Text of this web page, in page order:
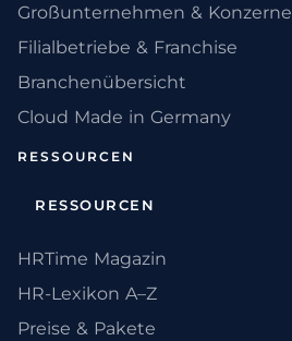
Großunternehmen & Konzerne
Filialbetriebe & Franchise
Branchenübersicht
Cloud Made in Germany
RESSOURCEN
RESSOURCEN
HRTime Magazin
HR-Lexikon A–Z
Preise & Pakete